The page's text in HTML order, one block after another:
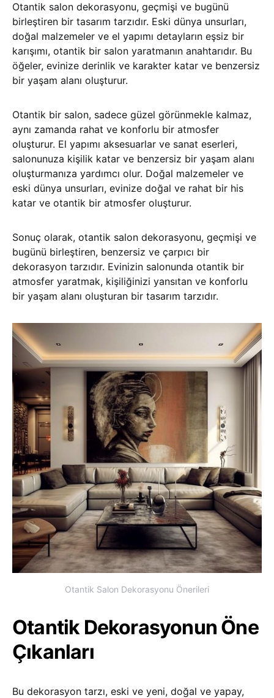
Otantik salon dekorasyonu, geçmişi ve bugünü
birleştiren bir tasarım tarzıdır. Eski dünya unsurları,
doğal malzemeler ve el yapımı detayların eşsiz bir
karışımı, otantik bir salon yaratmanın anahtarıdır. Bu
öğeler, evinize derinlik ve karakter katar ve benzersiz
bir yaşam alanı oluşturur.
Otantik bir salon, sadece güzel görünmekle kalmaz,
aynı zamanda rahat ve konforlu bir atmosfer
oluşturur. El yapımı aksesuarlar ve sanat eserleri,
salonunuza kişilik katar ve benzersiz bir yaşam alanı
oluşturmanıza yardımcı olur. Doğal malzemeler ve
eski dünya unsurları, evinize doğal ve rahat bir his
katar ve otantik bir atmosfer oluşturur.
Sonuç olarak, otantik salon dekorasyonu, geçmişi ve
bugünü birleştiren, benzersiz ve çarpıcı bir
dekorasyon tarzıdır. Evinizin salonunda otantik bir
atmosfer yaratmak, kişiliğinizi yansıtan ve konforlu
bir yaşam alanı oluşturan bir tasarım tarzıdır.
Otantik Salon Dekorasyonu Önerileri
Otantik Dekorasyonun Öne
Çıkanları
Bu dekorasyon tarzı, eski ve yeni, doğal ve yapay,